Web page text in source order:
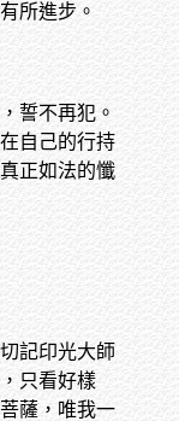
所進步。
誓不再犯。
自己的行持
正如法的懺
記印光大師
只看好樣
薩，唯我一